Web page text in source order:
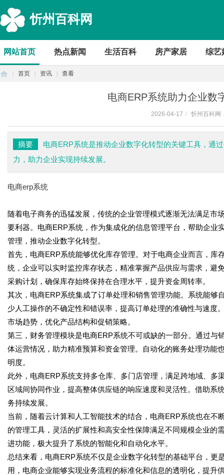
忻州百科网
网站首页 热点新闻 生活百科 房产家居 综艺
首页 资讯 查看
电商ERP系统助力企业数
2026-04-17 / 忻州百科网
摘要
电商ERP系统是推动企业数字化转型的关键工具，通
力，助力企业实现持续发展。
电商erp系统
随着电子商务的迅猛发展，传统的企业管理模式逐渐无法满足
要利器。电商ERP系统，作为集成化的信息管理平台，帮助企
管理，推动企业数字化转型。
首先，电商ERP系统能够优化库存管理。对于电商企业而言，
统，企业可以实时监控库存状态，精准掌握产品供应与需求，避
采购计划，确保库存始终保持在合理水平，提升资金周转率。
其次，电商ERP系统集成了订单处理和销售管理功能。系统能
少人工操作的不确定性和错误率，提高订单处理的准确性与速
市场趋势，优化产品结构和促销策略。
第三，财务管理模块是电商ERP系统不可或缺的一部分。通过
体运营情况，助力精准预算和资金管理。自动化的账务处理功能
明度。
此外，电商ERP系统支持多仓库、多门店管理，满足跨地域、
区域间协同作业，提高整体供应链的响应速度和灵活性。借助
务持续发展。
当前，随着云计算和人工智能技术的结合，电商ERP系统也在
的管理工具，灵活的扩展性和高安全性保障满足不同规模企业
进功能，极大提升了系统的智能化和自动化水平。
总结来看，电商ERP系统不仅是企业数字化转型的基础平台，
用，电商企业能够实现业务流程的标准化和信息的透明化，提